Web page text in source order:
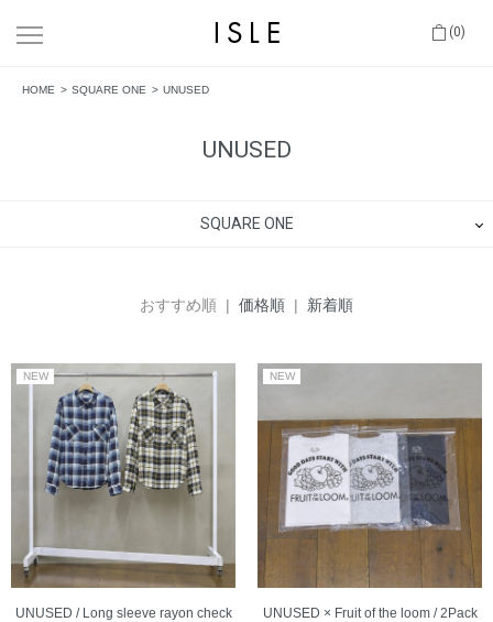
(0)
HOME SQUARE ONE UNUSED
UNUSED
SQUARE ONE
おすすめ順 | 価格順 | 新着順
UNUSED / Long sleeve rayon check
UNUSED × Fruit of the loom / 2Pack